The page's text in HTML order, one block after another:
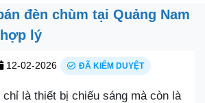
đèn chùm tại Quảng Nam
lý
12-02-2026 ĐÃ KIỂM DUYỆT
là thiết bị chiếu sáng mà còn là